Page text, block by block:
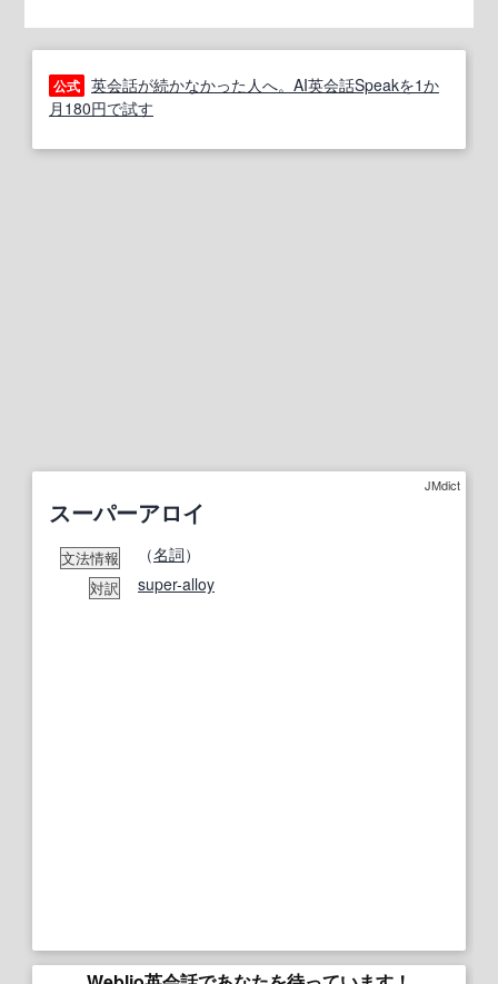
公式 英会話が続かなかった人へ。AI英会話Speakを1か
月180円で試す
JMdict
スーパーアロイ
文法情報 （名詞）
対訳 super-alloy